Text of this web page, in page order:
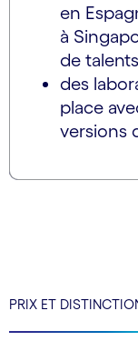
en
à
de
des
place
versions
PRIX ET